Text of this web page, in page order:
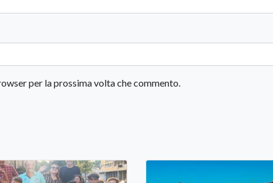
per la prossima volta che commento.